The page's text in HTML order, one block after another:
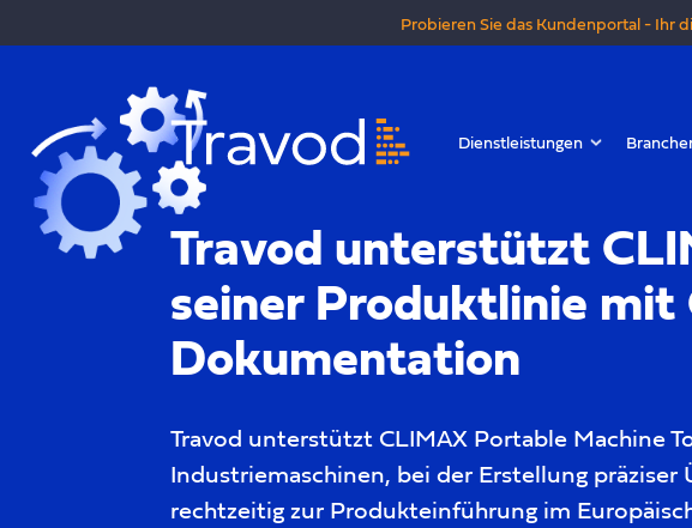
Probieren Sie das Kundenportal - Ihr
Dienstleistungen
Travod unterstützt
seiner Produktlinie
Dokumentation
Travod unterstützt CLIMAX Portable Machine
Industriemaschinen, bei der Erstellung
rechtzeitig zur Produkteinführung im